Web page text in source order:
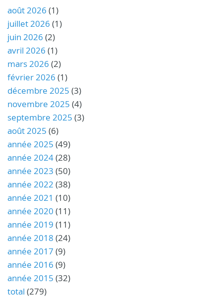
août 2026 (1)
juillet 2026 (1)
juin 2026 (2)
avril 2026 (1)
mars 2026 (2)
février 2026 (1)
décembre 2025 (3)
novembre 2025 (4)
septembre 2025 (3)
août 2025 (6)
année 2025 (49)
année 2024(28)
année 2023 (50)
année 2022 (38)
année 2021 (10)
année 2020 (11)
année 2019 (11)
année 2018 (24)
année 2017 (9)
année 2016 (9)
année 2015 (32)
total (279)